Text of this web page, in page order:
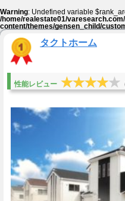
Warning: Undefined variable
/home/realestate01/
content/themes/gensen_child/
タクトホーム
性能レビュー ★★★★★
★★★★★